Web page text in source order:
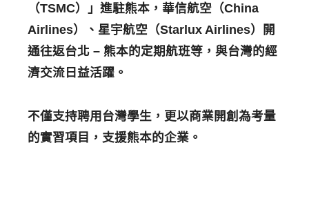
（TSMC）」進駐熊本，華信航空（China
Airlines）、星宇航空（Starlux Airlines）開
通往返台北 – 熊本的定期航班等，與台灣的經
濟交流日益活躍。
不僅支持聘用台灣學生，更以商業開創為考量
的實習項目，支援熊本的企業。